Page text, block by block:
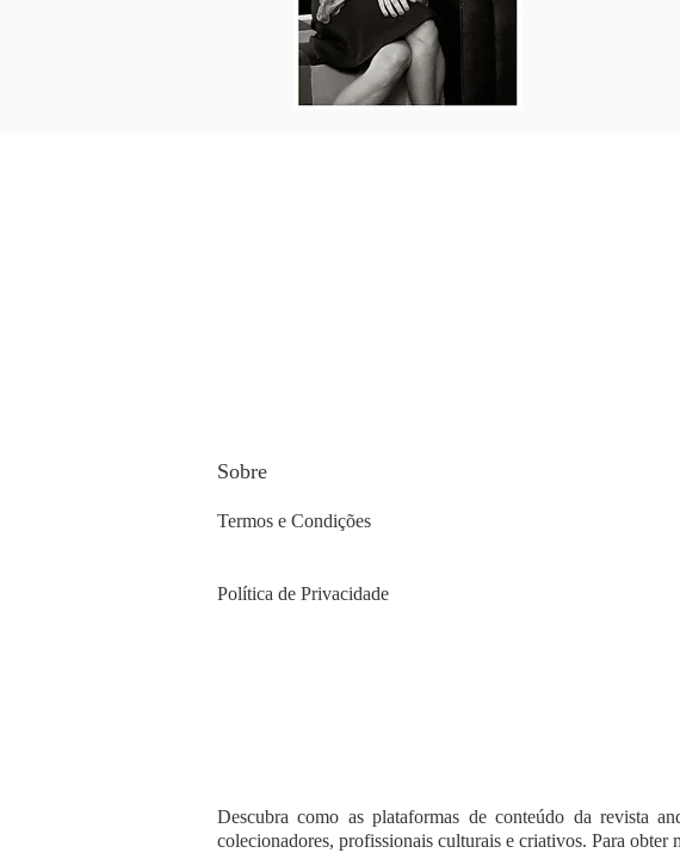
Sobre
Termos e Condições
Política de Privacidade
Descubra como as plataformas de conteúdo da revista
colecionadores, profissionais culturais e criativos. Para obter